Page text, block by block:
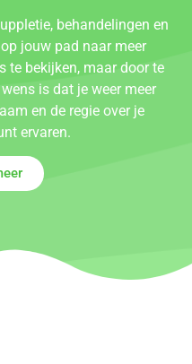
behandelingen en
jouw pad naar meer
te bekijken, maar door te
is dat je weer meer
en de regie over je
ervaren.